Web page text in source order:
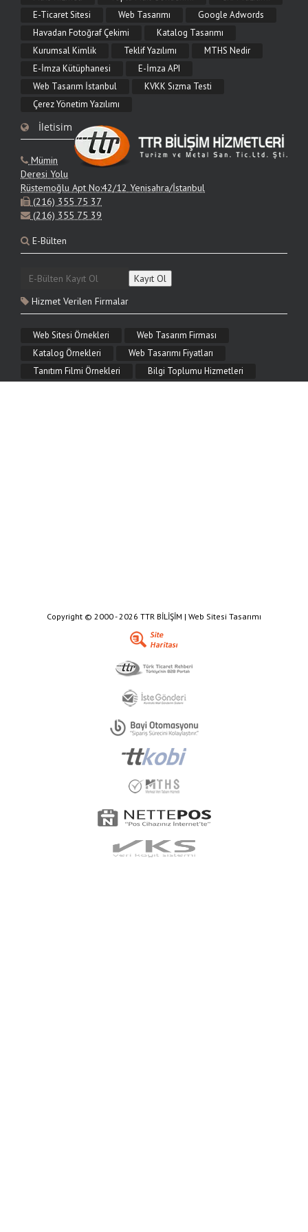
deneyimi, mobil uyum ve SEO açısından web tasarımının tüm aşamalarını TTR
Web Tasarım Fiyatları 2026
2026 web tasarım fiyatları proje türüne göre nasıl değişir? Kurumsal site, e-
ticaret ve özel yazılım maliyet mantığı, fiyatı etkileyen kapsamlar ve teklif alma
adımları.
9.06.2026
Kurumsal web sitesi tasarımı nedir, hangi özellikleri içermelidir? Marka itibarı,
yönetim paneli, mobil uyum ve SEO odaklı kurumsal site çözümleri TTR Bilişim'de.
9.06.2026
Mobil uyumlu (responsive) web tasarım nedir, neden önemlidir? Telefon ve tablette
kusursuz görünen, hızlı ve SEO dostu mobil web tasarım çözümleri TTR Bilişim'de.
E-Ticaret Sitesi
Web Tasarımı
Google Adwords
Havadan Fotoğraf Çekimi
Katalog Tasarımı
Kurumsal Kimlik
Teklif Yazılımı
MTHS Nedir
E-İmza Kütüphanesi
E-İmza API
Web Tasarım İstanbul
KVKK Sızma Testi
Çerez Yönetim Yazılımı
İletisim
Mümin
Deresi Yolu
Rüstemoğlu Apt No:42/12 Yenisahra/İstanbul
(216) 355 75 37
(216) 355 75 39
E-Bülten
Hizmet Verilen Firmalar
Web Sitesi Örnekleri
Web Tasarım Firması
Katalog Örnekleri
Web Tasarımı Fiyatları
Tanıtım Filmi Örnekleri
Bilgi Toplumu Hizmetleri
Copyright © 2000 - 2026 TTR BİLİŞİM | Web Sitesi Tasarımı